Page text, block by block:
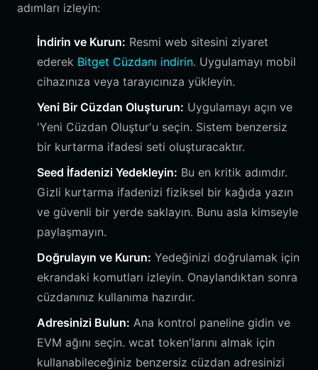
adımları izleyin:
İndirin ve Kurun: Resmi web sitesini ziyaret
ederek Bitget Cüzdanı indirin. Uygulamayı mobil
cihazınıza veya tarayıcınıza yükleyin.
Yeni Bir Cüzdan Oluşturun: Uygulamayı açın ve
'Yeni Cüzdan Oluştur'u seçin. Sistem benzersiz
bir kurtarma ifadesi seti oluşturacaktır.
Seed İfadenizi Yedekleyin: Bu en kritik adımdır.
Gizli kurtarma ifadenizi fiziksel bir kağıda yazın
ve güvenli bir yerde saklayın. Bunu asla kimseyle
paylaşmayın.
Doğrulayın ve Kurun: Yedeğinizi doğrulamak için
ekrandaki komutları izleyin. Onaylandıktan sonra
cüzdanınız kullanıma hazırdır.
Adresinizi Bulun: Ana kontrol paneline gidin ve
EVM ağını seçin. wcat token'larını almak için
kullanabileceğiniz benzersiz cüzdan adresinizi